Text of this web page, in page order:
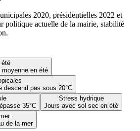
été
moyenne en été
descend pas sous 20°C
35°C
Stress hydrique
Jours avec sol sec en été
de la mer
2020, présidentielles 2022 et
politique actuelle de la mairie, stabilité